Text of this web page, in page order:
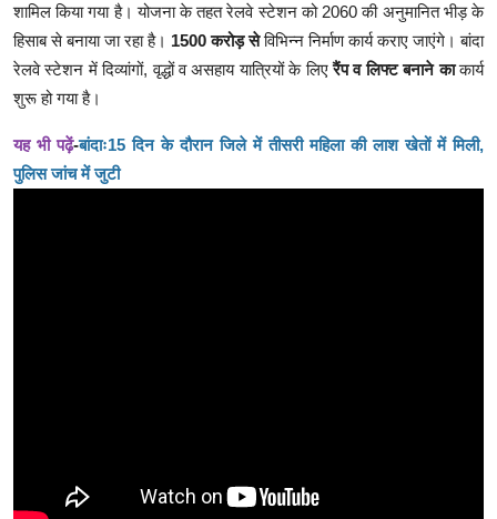
शामिल किया गया है। योजना के तहत रेलवे स्टेशन को 2060 की अनुमानित भीड़ के
हिसाब से बनाया जा रहा है। 1500 करोड़ सेविभिन्न निर्माण कार्य कराए जाएंगे। बांदा
रेलवे स्टेशन में दिव्यांगों, वृद्धों व असहाय यात्रियों के लिएरैंप व लिफ्ट बनाने काकार्य
शुरू हो गया है।
यह भी पढ़ें-बांदाः15 दिन के दौरान जिले में तीसरी महिला की लाश खेतों में मिली,
पुलिस जांच में जुटी